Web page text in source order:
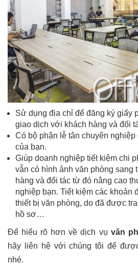
Sử dụng địa chỉ để đăng ký giấy
giao dịch với khách hàng và đối
Có bộ phận lễ tân chuyên
của bạn.
Giúp doanh nghiệp tiết kiệm chi
vẫn có hình ảnh văn phòng sang
hàng và đối tác từ đó nâng cao
nghiệp bạn. Tiết kiệm các khoản
thiết bị văn phòng, do đã được
hồ sơ…
Để hiểu rõ hơn về dịch vụ văn
hãy liên hệ với chúng tôi để
nhé.